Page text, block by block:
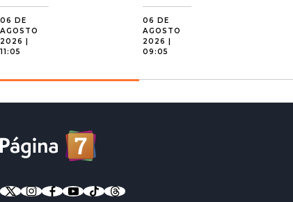
06 DE
AGOSTO
2026 |
11:05
06 DE
AGOSTO
2026 |
09:05